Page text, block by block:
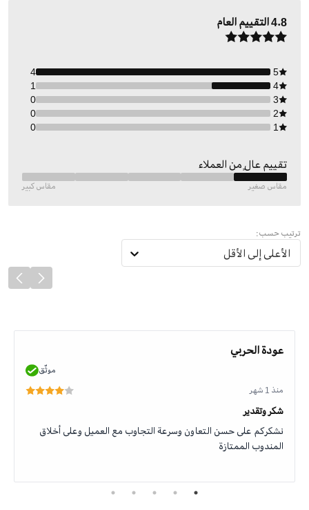
4.8التقييم العام
5
4
4
1
3
0
2
0
1
0
تقييم عالٍ من العملاء
مقاس صغير مقاس كبير
ترتيب حسب:
الأعلى إلى الأقل
عودة الحربي
موثّق
منذ 1 شهر
شكر وتقدير
نشكركم على حسن التعاون وسرعة التجاوب مع العميل وعلى أخلاق
المندوب الممتازة